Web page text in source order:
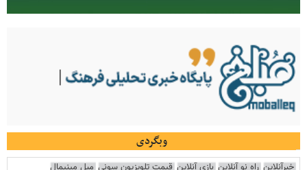
وبگردی
خبرآنلاین راه نو آنلاین بازی آنلاین قیمت تلویزیون سونی مبل مینیمال